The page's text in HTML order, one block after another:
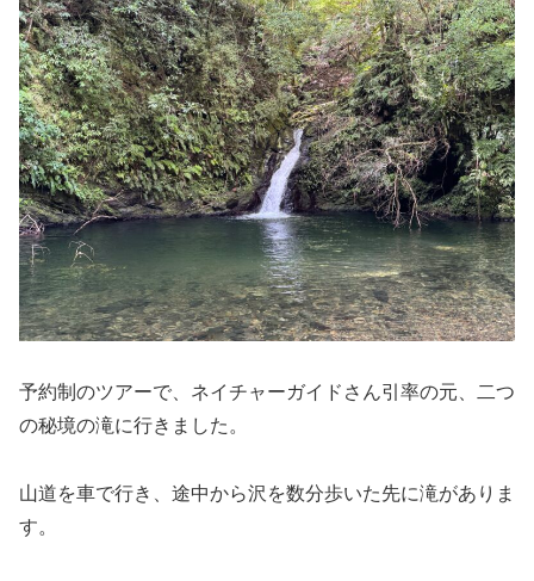
予約制のツアーで、ネイチャーガイドさん引率の元、二つ
の秘境の滝に行きました。
山道を車で行き、途中から沢を数分歩いた先に滝がありま
す。